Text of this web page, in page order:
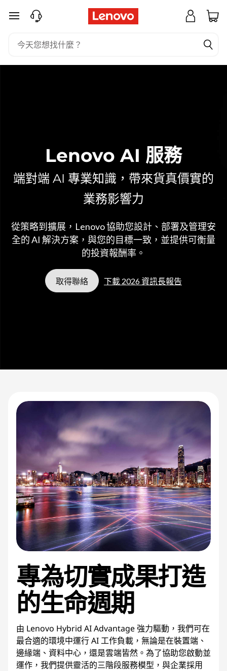
A
跳至主要內容
Lenovo AI 服務
端對端 AI 專業知識，帶來貨真價實的
業務影響力
從策略到擴展，Lenovo 協助您設計、部署及管理安
全的 AI 解決方案，與您的目標一致，並提供可衡量
的投資報酬率。
取得聯絡 下載 2026 資訊長報告
專為切實成果打造
的生命週期
由 Lenovo Hybrid AI Advantage 強力驅動，我們可在
最合適的環境中運行 AI 工作負載，無論是在裝置端、
邊緣端、資料中心，還是雲端皆然。為了協助您啟動並
運作，我們提供靈活的三階段服務模型，與企業採用